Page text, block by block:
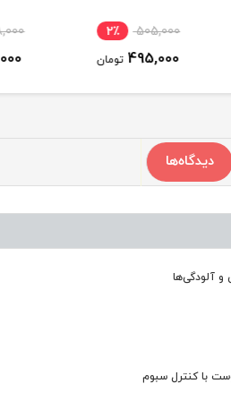
505,000 2٪
495,000 تومان
538,000
528,000
دیدگاه‌ها
و آلودگی‌ها
با کنترل سبوم